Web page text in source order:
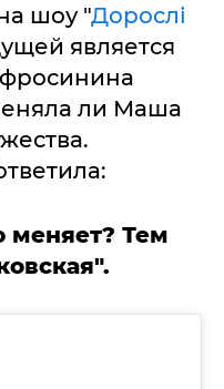
шоу "Дорослі
является
ли Маша
меняет? Тем